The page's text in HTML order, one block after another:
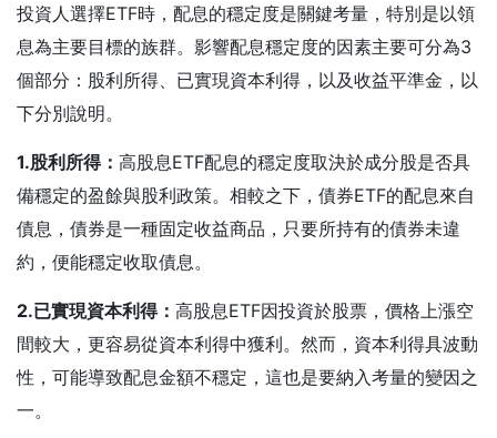
投資人選擇ETF時，配息的穩定度是關鍵考量，特別是以領
息為主要目標的族群。影響配息穩定度的因素主要可分為3
個部分：股利所得、已實現資本利得，以及收益平準金，以
下分別說明。
1.股利所得： 高股息ETF配息的穩定度取決於成分股是否具
備穩定的盈餘與股利政策。相較之下，債券ETF的配息來自
債息，債券是一種固定收益商品，只要所持有的債券未違
約，便能穩定收取債息。
2.已實現資本利得： 高股息ETF因投資於股票，價格上漲空
間較大，更容易從資本利得中獲利。然而，資本利得具波動
性，可能導致配息金額不穩定，這也是要納入考量的變因之
一。